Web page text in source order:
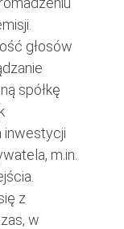
głosów
spółkę
inwestycji
m.in.
z
w